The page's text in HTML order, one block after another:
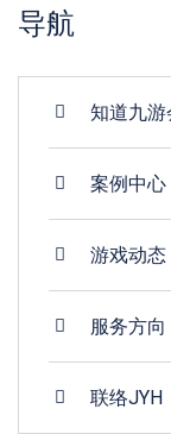
导航
知道九游
案例中心
游戏动态
服务方向
联络JYH